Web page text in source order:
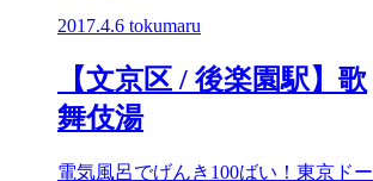
2017.4.6 tokumaru
【文京区 / 後楽園駅】歌
舞伎湯
電気風呂でげんき100ばい！東京ドー